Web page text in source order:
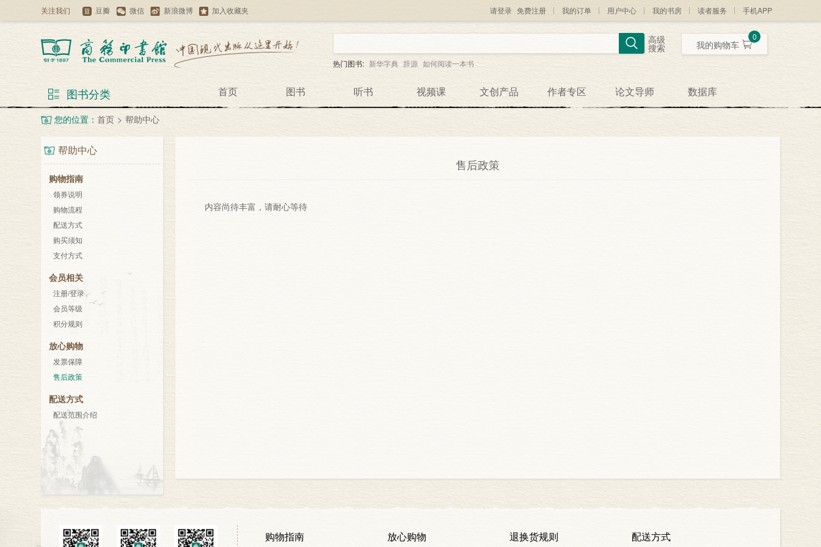
关注我们 豆瓣 微信 新浪微博 加入收藏夹 请登录 免费注册 我的订单 用户中心 我的书房 读者服务 手机APP
高级
搜索
热门图书: 新华字典 辞源 如何阅读一本书
我的购物车
0
图书分类 首页 图书 听书 视频课 文创产品 作者专区 论文导师 数据库
您的位置： 首页 > 帮助中心
帮助中心
购物指南
领券说明
购物流程
配送方式
购买须知
支付方式
会员相关
注册/登录
会员等级
积分规则
放心购物
发票保障
售后政策
配送方式
配送范围介绍
售后政策
内容尚待丰富，请耐心等待
购物指南 放心购物 退换货规则 配送方式